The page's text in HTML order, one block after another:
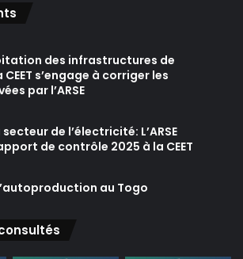
des infrastructures de
s’engage à corriger les
par l’ARSE
de l’électricité: L’ARSE
de contrôle 2025 à la CEET
au Togo